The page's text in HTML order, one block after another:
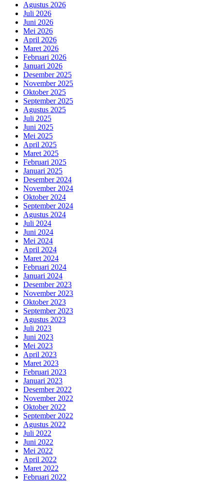
Agustus 2026
Juli 2026
Juni 2026
Mei 2026
April 2026
Maret 2026
Februari 2026
Januari 2026
Desember 2025
November 2025
Oktober 2025
September 2025
Agustus 2025
Juli 2025
Juni 2025
Mei 2025
April 2025
Maret 2025
Februari 2025
Januari 2025
Desember 2024
November 2024
Oktober 2024
September 2024
Agustus 2024
Juli 2024
Juni 2024
Mei 2024
April 2024
Maret 2024
Februari 2024
Januari 2024
Desember 2023
November 2023
Oktober 2023
September 2023
Agustus 2023
Juli 2023
Juni 2023
Mei 2023
April 2023
Maret 2023
Februari 2023
Januari 2023
Desember 2022
November 2022
Oktober 2022
September 2022
Agustus 2022
Juli 2022
Juni 2022
Mei 2022
April 2022
Maret 2022
Februari 2022